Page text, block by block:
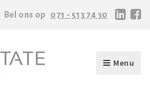
Bel ons op 071 - 513 74 30
Menu